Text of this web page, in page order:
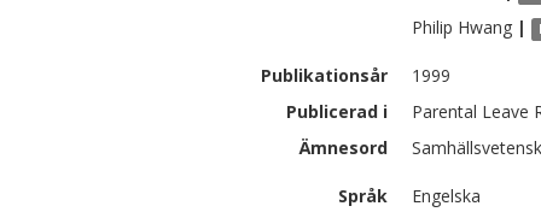
Philip Hwang |
Publikationsår
1999
Publicerad i
Parental Leave
Ämnesord
Språk
Engelska